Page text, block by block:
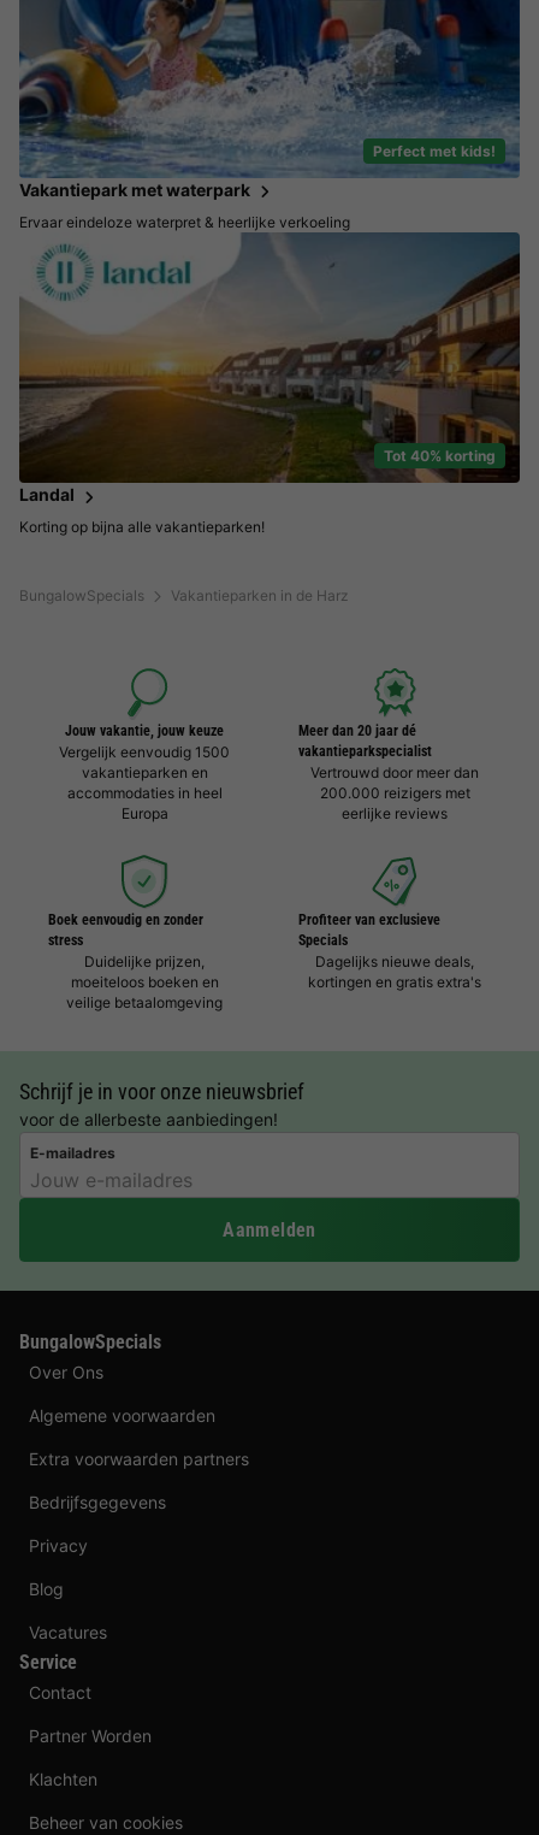
BungalowSpecials Vakantieparken in de Harz
Perfect met kids!
Vakantiepark met waterpark
Ervaar eindeloze waterpret & heerlijke verkoeling
Tot 40% korting
Landal
Korting op bijna alle vakantieparken!
Jouw vakantie, jouw keuze
Vergelijk eenvoudig 1500
vakantieparken en
accommodaties in heel
Europa
Meer dan 20 jaar dé
vakantieparkspecialist
Vertrouwd door meer dan
200.000 reizigers met
eerlijke reviews
Boek eenvoudig en zonder
stress
Duidelijke prijzen,
moeiteloos boeken en
veilige betaalomgeving
Profiteer van exclusieve
Specials
Dagelijks nieuwe deals,
kortingen en gratis extra's
Schrijf je in voor onze nieuwsbrief
voor de allerbeste aanbiedingen!
E-mailadres
Aanmelden
BungalowSpecials
Over Ons
Algemene voorwaarden
Extra voorwaarden partners
Bedrijfsgegevens
Privacy
Blog
Vacatures
Service
Contact
Partner Worden
Klachten
Beheer van cookies